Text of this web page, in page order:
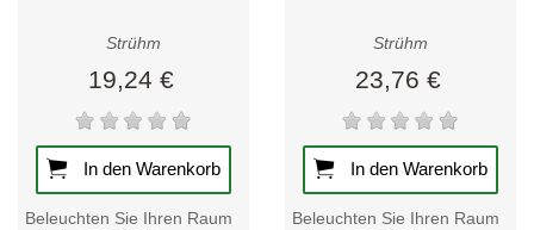
Strühm
19,24 €
In den Warenkorb
Beleuchten Sie Ihren Raum
Strühm
23,76 €
In den Warenkorb
Beleuchten Sie Ihren Raum